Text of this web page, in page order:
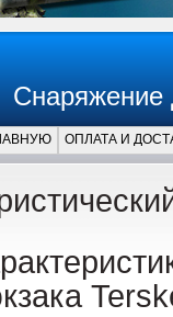
Снаряжение
ОПЛАТА И